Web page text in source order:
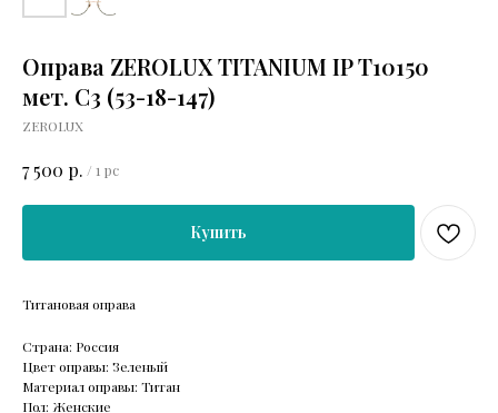
Оправа ZEROLUX TITANIUM IP T10150
мет. C3 (53-18-147)
ZEROLUX
7 500 р. / 1 pc
Купить
Титановая оправа
Страна: Россия
Цвет оправы: Зеленый
Материал оправы: Титан
Пол: Женские